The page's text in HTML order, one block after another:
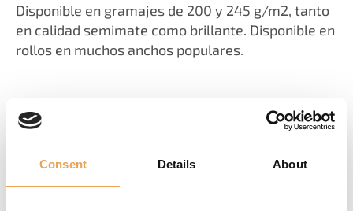
Consent Details About
Disponible en gramajes de 200 y 245 g/m2, tanto
en calidad semimate como brillante. Disponible en
rollos en muchos anchos populares.
COINCIDEN